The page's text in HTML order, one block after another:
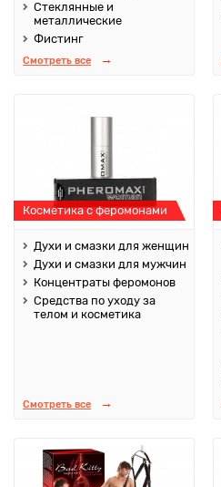
Стеклянные и
металлические
Фистинг
Смотреть все
Косметика с феромонами
Духи и смазки для женщин
Духи и смазки для мужчин
Концентраты феромонов
Средства по уходу за
телом и косметика
Смотреть все